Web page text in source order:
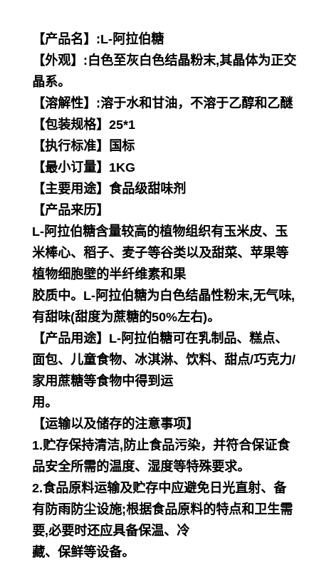
【产品名】:L-阿拉伯糖
【外观】:白色至灰白色结晶粉末,其晶体为正交
晶系。
【溶解性】:溶于水和甘油，不溶于乙醇和乙醚
【包装规格】25*1
【执行标准】国标
【最小订量】1KG
【主要用途】食品级甜味剂
【产品来历】
L-阿拉伯糖含量较高的植物组织有玉米皮、玉
米棒心、稻子、麦子等谷类以及甜菜、苹果等
植物细胞壁的半纤维素和果
胶质中。L-阿拉伯糖为白色结晶性粉末,无气味,
有甜味(甜度为蔗糖的50%左右)。
【产品用途】L-阿拉伯糖可在乳制品、糕点、
面包、儿童食物、冰淇淋、饮料、甜点/巧克力/
家用蔗糖等食物中得到运
用。
【运输以及储存的注意事项】
1.贮存保持清洁,防止食品污染，并符合保证食
品安全所需的温度、湿度等特殊要求。
2.食品原料运输及贮存中应避免日光直射、备
有防雨防尘设施;根据食品原料的特点和卫生需
要,必要时还应具备保温、冷
藏、保鲜等设备。